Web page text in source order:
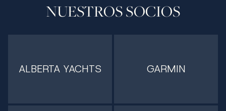
NUESTROS SOCIOS
ALBERTA YACHTS GARMIN